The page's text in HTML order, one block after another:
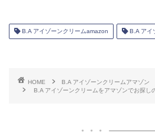
B.A アイゾーンクリームamazon B.A アイ
HOME
B.A アイゾーンクリームアマゾン
B.A アイゾーンクリームをアマゾンでお探し